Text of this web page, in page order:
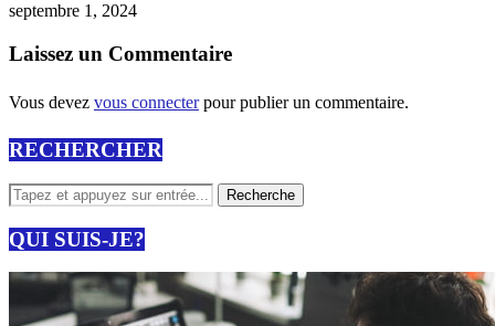
septembre 1, 2024
Laissez un Commentaire
Vous devez vous connecterpour publier un commentaire.
RECHERCHER
QUI SUIS-JE?